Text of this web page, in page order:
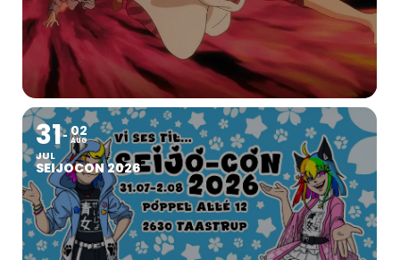
31
JUL
02
AUG
SEIJOCON 2026